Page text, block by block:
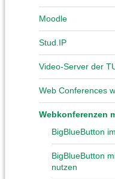
Moodle
Stud.IP
Video-Server der
Web Conferences
Webkonferenzen
BigBlueButton
BigBlueButton
nutzen